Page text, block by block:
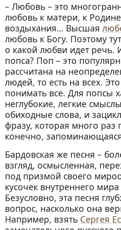
– Любовь – это
любовь к матери, к
воздыхания… Высшая
любовь к Богу. Поэтому
о какой любви идет речь.
попса? Поп – это
рассчитана на
людей, то есть на всех.
понимать все. Для попсы
неглубокие, легкие
обиходные слова, и
фразу, которая много раз
конечно,
Бардовская же песня –
взгляд, осмысленная,
под призмой своего
кусочек внутреннего
Безусловно, эта песня
вопрос, насколько она
Например, взять Сергея